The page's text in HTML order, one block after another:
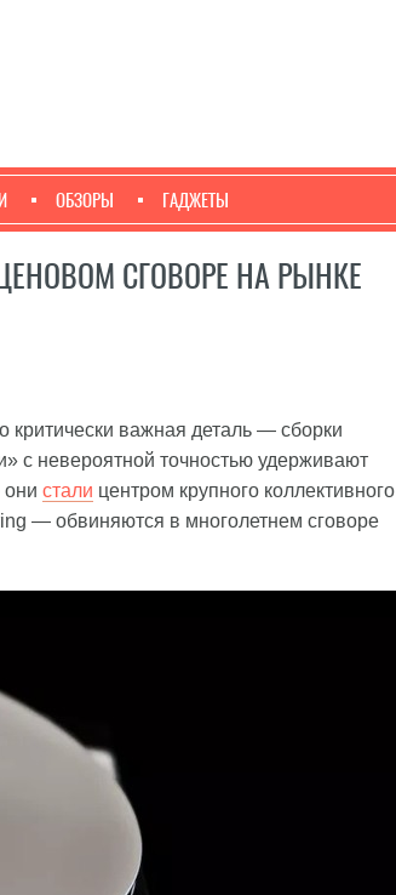
ОБЗОРЫ ГАДЖЕТЫ
СГОВОРЕ НА РЫНКЕ
критически важная деталь — сборки
с невероятной точностью удерживают
стали центром крупного коллективного
— обвиняются в многолетнем сговоре